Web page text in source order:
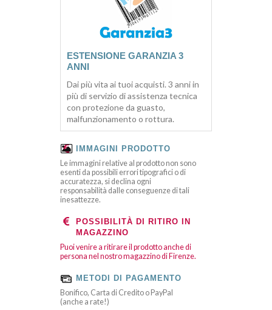
ESTENSIONE GARANZIA 3
ANNI
Dai più vita ai tuoi acquisti. 3 anni in
più di servizio di assistenza tecnica
con protezione da guasto,
malfunzionamento o rottura.
IMMAGINI PRODOTTO
Le immagini relative al prodotto non sono
esenti da possibili errori tipografici o di
accuratezza, si declina ogni
responsabilità dalle conseguenze di tali
inesattezze.
POSSIBILITÀ DI RITIRO IN
MAGAZZINO
Puoi venire a ritirare il prodotto anche di
persona nel nostro magazzino di Firenze.
METODI DI PAGAMENTO
Bonifico, Carta di Credito o PayPal
(anche a rate!)